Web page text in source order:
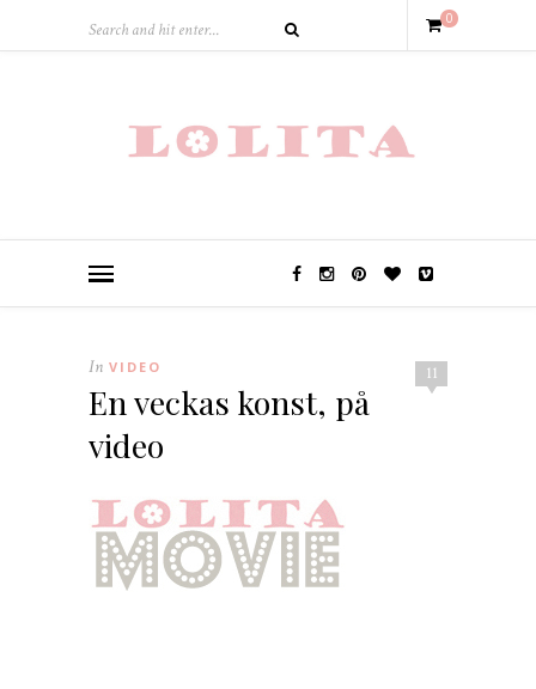
0
11
In VIDEO
En veckas konst, på
video